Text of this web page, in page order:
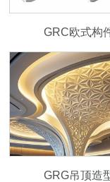
GRC欧式构
GRG吊顶造